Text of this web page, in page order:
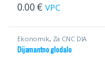
0.00 € VPC
Ekonomik, Za CNC DIA
Dijamantno glodalo